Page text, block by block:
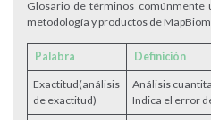
Glosario de términos comúnmente
metodología y productos de
Palabra Definición
Exactitud(análisis
de exactitud)
Análisis
Indica el error